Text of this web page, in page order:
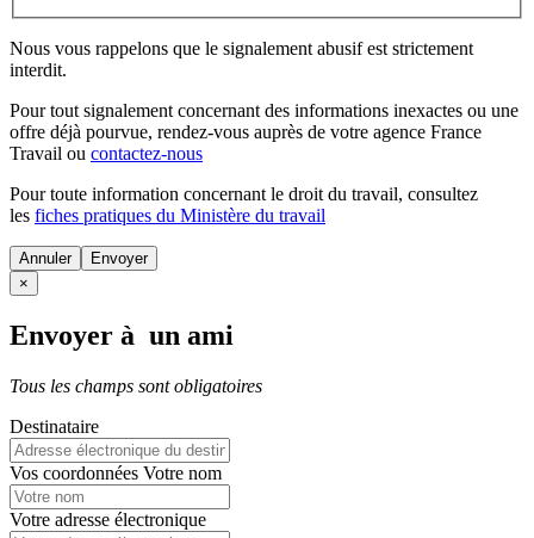
Nous vous rappelons que le signalement abusif est strictement
interdit.
Pour tout signalement concernant des informations inexactes ou une
offre déjà pourvue, rendez-vous auprès de votre agence France
Travail ou contactez-nous
Pour toute information concernant le droit du travail, consultez
les fiches pratiques du Ministère du travail
Annuler
×
Envoyer à un ami
Tous les champs sont obligatoires
Destinataire
Vos coordonnées Votre nom
Votre adresse électronique